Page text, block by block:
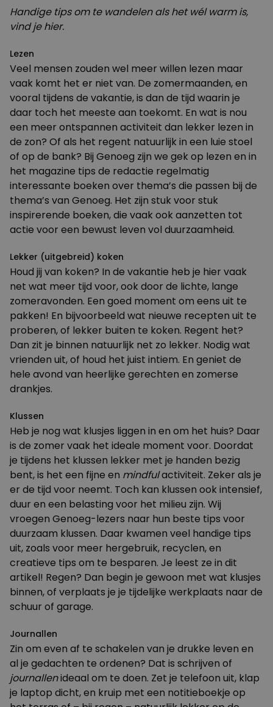
Handige tips om te wandelen als het wél warm is,
vind je hier.
Lezen
Veel mensen zouden wel meer willen lezen maar
vaak komt het er niet van. De zomermaanden, en
vooral tijdens de vakantie, is dan de tijd waarin je
daar toch het meeste aan toekomt. En wat is nou
een meer ontspannen activiteit dan lekker lezen in
de zon? Of als het regent natuurlijk in een luie stoel
of op de bank? Bij Genoeg zijn we gek op lezen en in
het magazine tips de redactie regelmatig
interessante boeken over thema’s die passen bij de
thema’s van Genoeg. Het zijn stuk voor stuk
inspirerende boeken, die vaak ook aanzetten tot
actie voor een bewust leven vol duurzaamheid.
Lekker (uitgebreid) koken
Houd jij van koken? In de vakantie heb je hier vaak
net wat meer tijd voor, ook door de lichte, lange
zomeravonden. Een goed moment om eens uit te
pakken! En bijvoorbeeld wat nieuwe recepten uit te
proberen, of lekker buiten te koken. Regent het?
Dan zit je binnen natuurlijk net zo lekker. Nodig wat
vrienden uit, of houd het juist intiem. En geniet de
hele avond van heerlijke gerechten en zomerse
drankjes.
Klussen
Heb je nog wat klusjes liggen in en om het huis? Daar
is de zomer vaak het ideale moment voor. Doordat
je tijdens het klussen lekker met je handen bezig
bent, is het een fijne en mindfulactiviteit. Zeker als je
er de tijd voor neemt. Toch kan klussen ook intensief,
duur en een belasting voor het milieu zijn. Wij
vroegen Genoeg-lezers naar hun beste tips voor
duurzaam klussen. Daar kwamen veel handige tips
uit, zoals voor meer hergebruik, recyclen, en
creatieve tips om te besparen. Je leest ze in dit
artikel! Regen? Dan begin je gewoon met wat klusjes
binnen, of verplaats je je tijdelijke werkplaats naar de
schuur of garage.
Journallen
Zin om even af te schakelen van je drukke leven en
al je gedachten te ordenen? Dat is schrijven of
journallenideaal om te doen. Zet je telefoon uit, klap
je laptop dicht, en kruip met een notitieboekje op